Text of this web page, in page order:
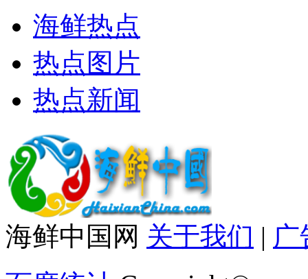
海鲜热点
热点图片
热点新闻
海鲜中国网 关于我们 | 广